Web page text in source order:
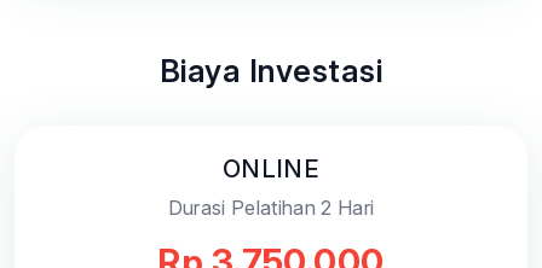
Biaya Investasi
ONLINE
Durasi Pelatihan 2 Hari